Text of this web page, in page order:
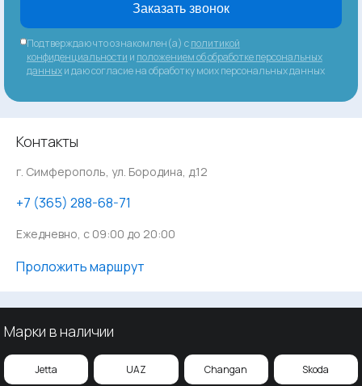
Заказать звонок
Подтверждаю что ознакомлен(а) сполитикой
конфиденциальности и положением об обработке персональных
данныхи даю согласие на обработку моих персональных данных
Контакты
г. Симферополь, ул. Бородина, д.12
‪+7 (365) 288-68-71
Ежедневно, с 09:00 до 20:00
Проложить маршрут
Марки в наличии
Jetta UAZ Changan Skoda